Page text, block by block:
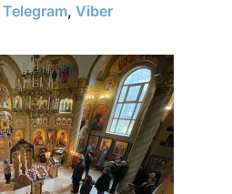
Telegram, Viber